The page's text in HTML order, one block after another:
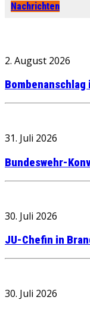
Nachrichten
2. August 2026
Bombenanschlag
31. Juli 2026
Bundeswehr-
30. Juli 2026
JU-Chefin in
30. Juli 2026